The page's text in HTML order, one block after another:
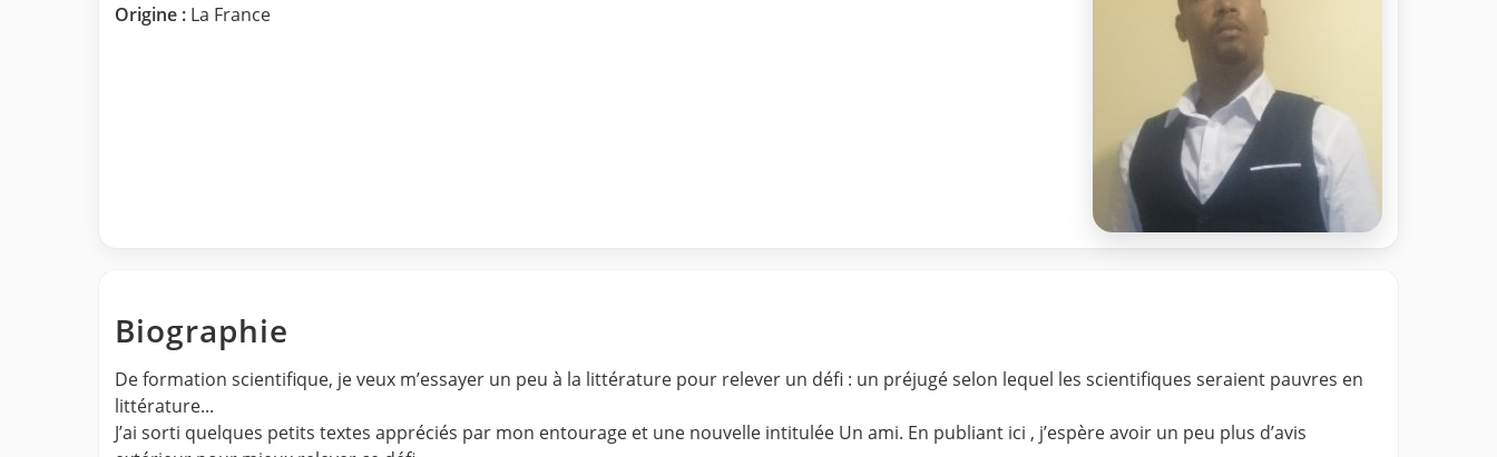
Origine : La France
Biographie
De formation scientifique, je veux m’essayer un peu à la littérature pour relever un défi : un préjugé selon lequel les scientifiques seraient pauvres en
littérature...
J’ai sorti quelques petits textes appréciés par mon entourage et une nouvelle intitulée Un ami. En publiant ici , j’espère avoir un peu plus d’avis